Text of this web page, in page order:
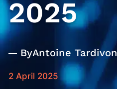
2025
ByAntoine Tardivon
2 April 2025